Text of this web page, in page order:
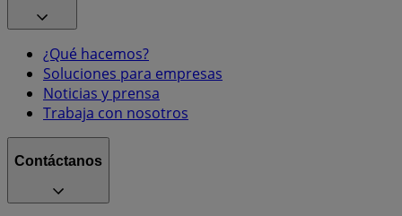
¿Qué hacemos?
Soluciones para empresas
Noticias y prensa
Trabaja con nosotros
Contáctanos